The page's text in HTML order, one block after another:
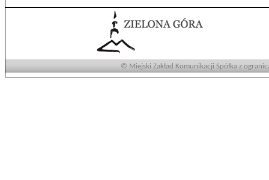
© Miejski Zakład Komunikacji Spółka z